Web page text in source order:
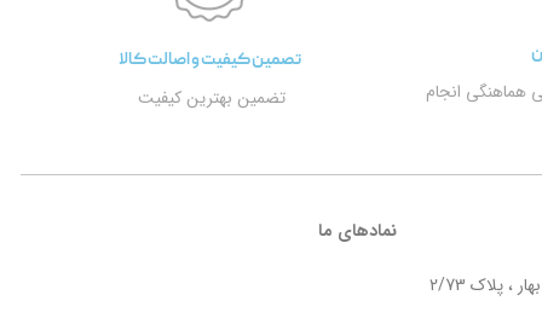
هماهنگی انجام
تصمین کیفیت و اصالت کالا
تضمین بهترین کیفیت
، پلاک 2/73
نمادهای ما